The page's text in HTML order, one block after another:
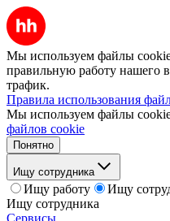
Мы используем файлы
правильную работу нашего
трафик.
Правила использования
Мы используем файлы
файлов cookie
Понятно
Ищу сотрудника
Ищу работу
Ищу
Ищу сотрудника
Сервисы